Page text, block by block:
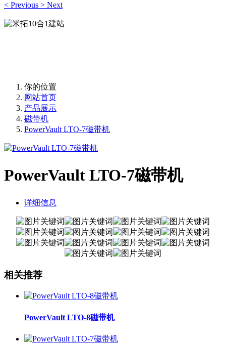
< Previous > Next
你的位置
网站首页
产品展示
磁带机
PowerVault LTO-7磁带机
PowerVault LTO-7磁带机
详细信息
相关推荐
PowerVault LTO-8磁带机